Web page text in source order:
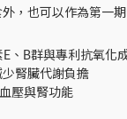
，也可以作為第一
、B群與專利抗氧化
少腎臟代謝負擔
壓與腎功能